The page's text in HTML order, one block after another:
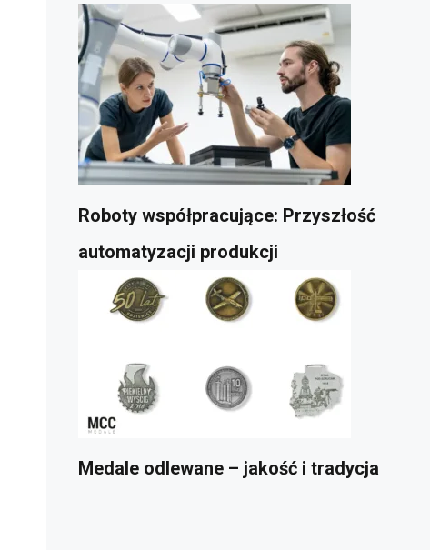
Roboty współpracujące: Przyszłość
automatyzacji produkcji
Medale odlewane – jakość i tradycja